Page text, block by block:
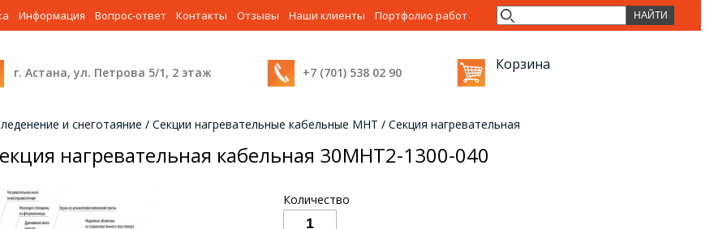
Информация Вопрос-ответ Контакты Отзывы Наши клиенты Портфолио работ
г. Астана, ул. Петрова 5/1, 2 этаж +7 (701) 538 02 90 Корзина
и снеготаяние / Секции нагревательные кабельные МНТ / Секция нагревательная
нагревательная кабельная 30МНТ2-1300-040
Количество